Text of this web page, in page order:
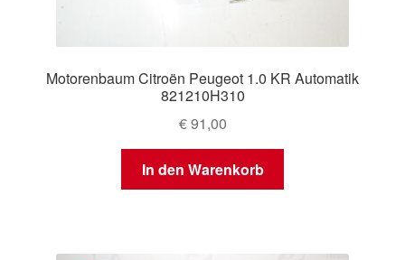
Motorenbaum Citroën Peugeot 1.0 KR Automatik
821210H310
€91,00
In den Warenkorb